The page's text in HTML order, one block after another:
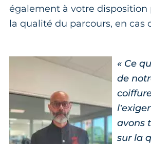
également à votre disposition
la qualité du parcours, en cas
« Ce
de
avons
sur la